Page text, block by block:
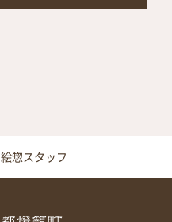
惣スタッフ